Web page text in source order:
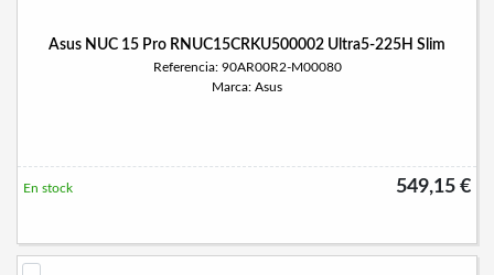
Asus NUC 15 Pro RNUC15CRKU500002 Ultra5-225H Slim
Referencia: 90AR00R2-M00080
Marca: Asus
549,15 €
En stock